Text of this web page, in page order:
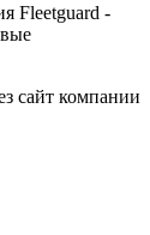
Fleetguard -
сайт компании